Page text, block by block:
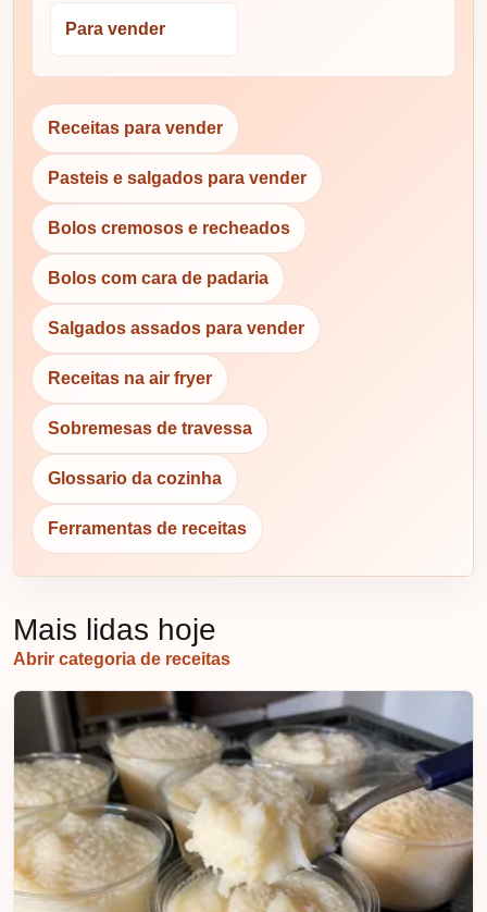
Para vender
Receitas para vender
Pasteis e salgados para vender
Bolos cremosos e recheados
Bolos com cara de padaria
Salgados assados para vender
Receitas na air fryer
Sobremesas de travessa
Glossario da cozinha
Ferramentas de receitas
Mais lidas hoje
Abrir categoria de receitas